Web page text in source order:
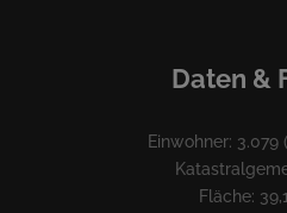
Daten &
Einwohner: 3.079
Fläche: